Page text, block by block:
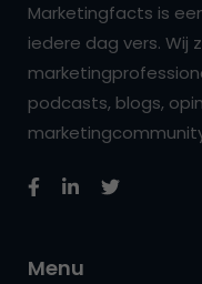
Marketingfacts is
iedere dag vers. Wij
podcasts, blogs,
Menu